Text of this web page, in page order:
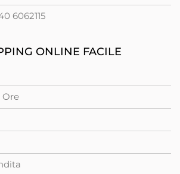
6062115
ONLINE FACILE
Ore